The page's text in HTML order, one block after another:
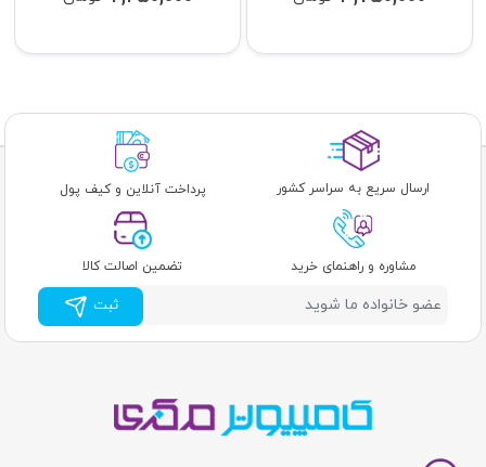
ارسال سریع به سراسر کشور پرداخت آنلاین و کیف پول
مشاوره و راهنمای خرید تضمین اصالت کالا
ثبت